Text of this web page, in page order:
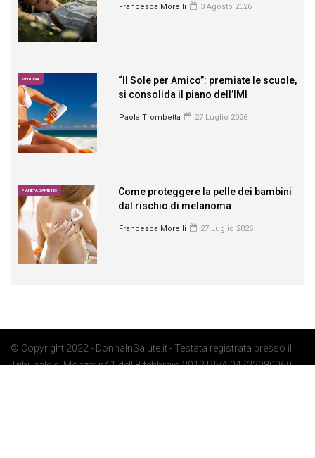
Francesca Morelli 3 Agosto 2026
MEDICINA
“Il Sole per Amico”: premiate le scuole,
si consolida il piano dell’IMI
Paola Trombetta 27 Luglio 2026
PIANETA BAMBINO
Come proteggere la pelle dei bambini
dal rischio di melanoma
Francesca Morelli 27 Luglio 2026
© Copyright 2022 - DonnaInSalute.it - Testata registrata presso il
Tribunale di Monza: n° 1 dell'8 febbraio 2012 P.IVA 04722080969 -